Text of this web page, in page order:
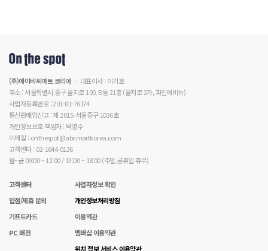
(주)에이비씨마트 코리아
대표이사 : 이기호
주소 : 서울특별시 중구 을지로 100, B동 21층 (을지로 2가, 파인에비뉴)
사업자등록번호 : 201-81-76174
통신판매업신고 : 제 2015-서울중구-1036호
개인정보보호 책임자 : 박영수
이메일 : onthespot@abcmartkorea.com
고객센터 : 02-1644-0136
월~금 09:00 ~ 12:00 / 13:00 ~ 18:00 (주말,공휴일 휴무)
고객센터
입점/제휴 문의
기프트카드
PC 버전
사업자정보 확인
개인정보처리방침
이용약관
멤버십 이용약관
위치 정보 서비스 이용약관